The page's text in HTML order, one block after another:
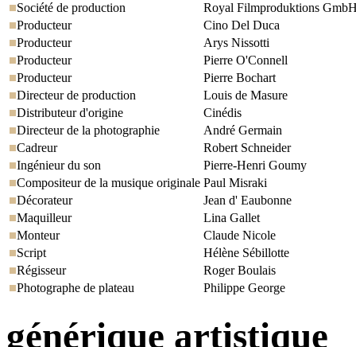
Société de production
Royal Filmproduktions
Producteur
Cino Del Duca
Producteur
Arys Nissotti
Producteur
Pierre O'Connell
Producteur
Pierre Bochart
Directeur de production
Louis de Masure
Distributeur d'origine
Cinédis
Directeur de la photographie
André Germain
Cadreur
Robert Schneider
Ingénieur du son
Pierre-Henri Goumy
Compositeur de la musique originale Paul Misraki
Décorateur
Jean d' Eaubonne
Maquilleur
Lina Gallet
Monteur
Claude Nicole
Script
Hélène Sébillotte
Régisseur
Roger Boulais
Photographe de plateau
Philippe George
générique artistique